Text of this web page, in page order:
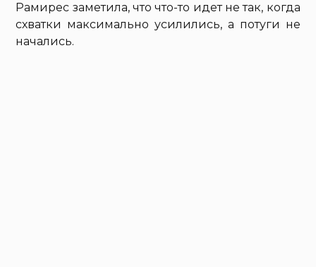
Рамирес заметила, что что-то идет не так, когда
схватки максимально усилились, а потуги не
начались.